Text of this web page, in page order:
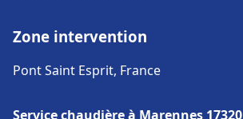
Zone intervention
Pont Saint Esprit, France
Service chaudière à Marennes 17320